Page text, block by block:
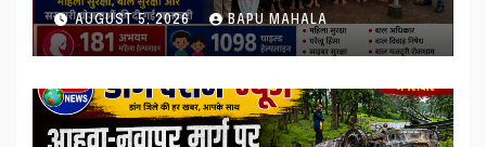
AUGUST 5, 2026 BAPU MAHALA